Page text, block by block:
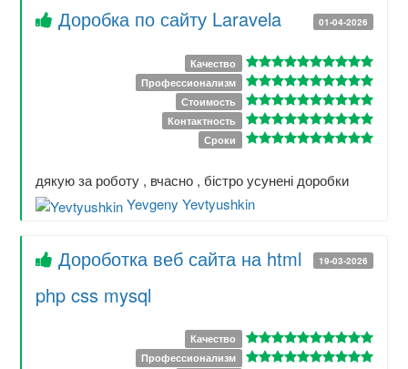
01-04-2026
Доробка по сайту Laravela
Качество
Профессионализм
Стоимость
Контактность
Сроки
дякую за роботу , вчасно , бістро усунені доробки
Yevgeny Yevtyushkin
19-03-2026
Дороботка веб сайта на html
php css mysql
Качество
Профессионализм